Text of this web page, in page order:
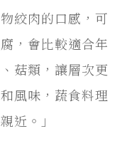
絞肉的口感，可
，會比較適合年
菇類，讓層次更
風味，蔬食料理
近。」